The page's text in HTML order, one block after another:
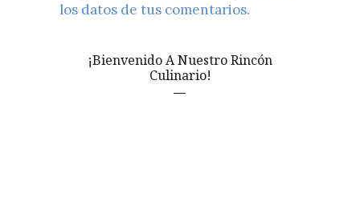
los datos de tus comentarios.
¡Bienvenido A Nuestro Rincón
Culinario!